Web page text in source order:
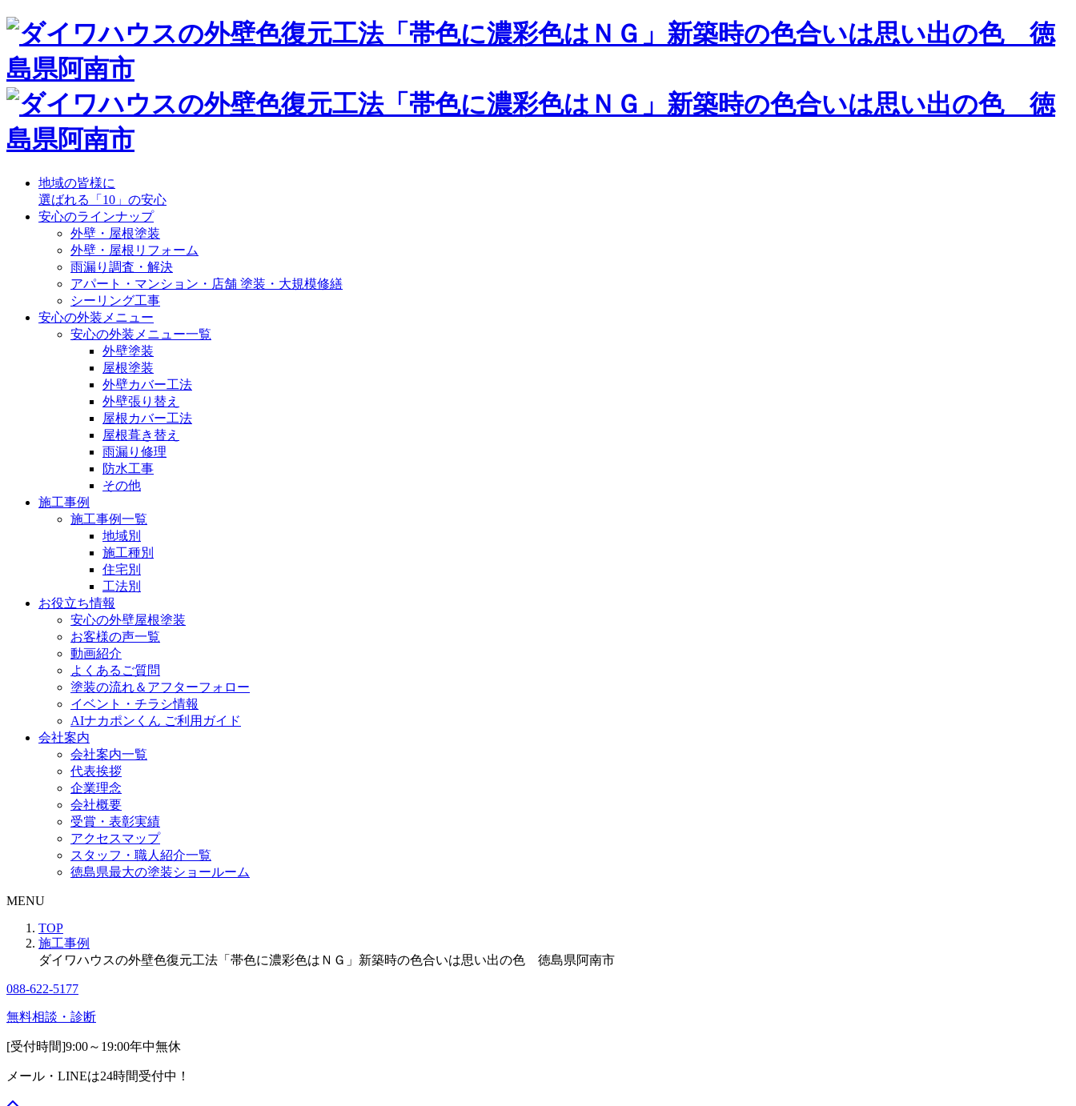
地域の皆様に
選ばれる「10」の安心
安心のラインナップ
外壁・屋根塗装
外壁・屋根リフォーム
雨漏り調査・解決
アパート・マンション・店舗 塗装・大規模修繕
シーリング工事
安心の外装メニュー
安心の外装メニュー一覧
外壁塗装
屋根塗装
外壁カバー工法
外壁張り替え
屋根カバー工法
屋根葺き替え
雨漏り修理
防水工事
その他
施工事例
施工事例一覧
地域別
施工種別
住宅別
工法別
お役立ち情報
安心の外壁屋根塗装
お客様の声一覧
動画紹介
よくあるご質問
塗装の流れ＆アフターフォロー
イベント・チラシ情報
AIナカポンくん ご利用ガイド
会社案内
会社案内一覧
代表挨拶
企業理念
会社概要
受賞・表彰実績
アクセスマップ
スタッフ・職人紹介一覧
徳島県最大の塗装ショールーム
MENU
TOP
施工事例
ダイワハウスの外壁色復元工法「帯色に濃彩色はＮＧ」新築時の色合いは思い出の色 徳島県阿南市
088-622-5177
無料相談・診断
[受付時間]9:00～19:00年中無休
メール・LINEは24時間受付中！